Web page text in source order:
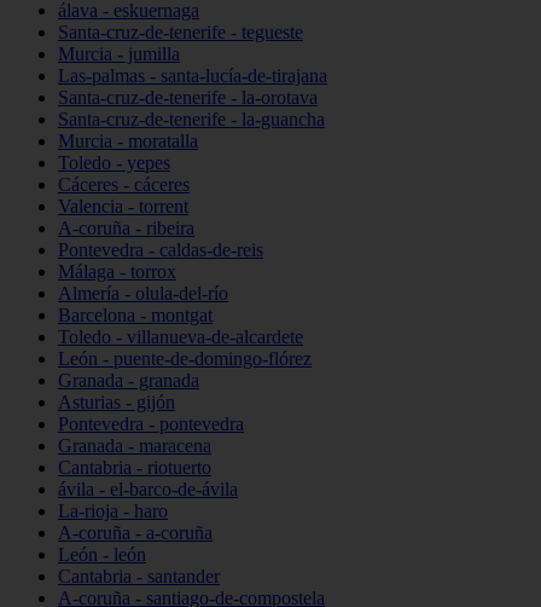
álava - eskuernaga
Santa-cruz-de-tenerife - tegueste
Murcia - jumilla
Las-palmas - santa-lucía-de-tirajana
Santa-cruz-de-tenerife - la-orotava
Santa-cruz-de-tenerife - la-guancha
Murcia - moratalla
Toledo - yepes
Cáceres - cáceres
Valencia - torrent
A-coruña - ribeira
Pontevedra - caldas-de-reis
Málaga - torrox
Almería - olula-del-río
Barcelona - montgat
Toledo - villanueva-de-alcardete
León - puente-de-domingo-flórez
Granada - granada
Asturias - gijón
Pontevedra - pontevedra
Granada - maracena
Cantabria - riotuerto
ávila - el-barco-de-ávila
La-rioja - haro
A-coruña - a-coruña
León - león
Cantabria - santander
A-coruña - santiago-de-compostela